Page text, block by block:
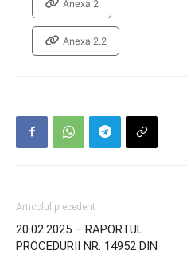
Anexa 2
Anexa 2.2
Articolul precedent
20.02.2025 – RAPORTUL
PROCEDURII NR. 14952 DIN